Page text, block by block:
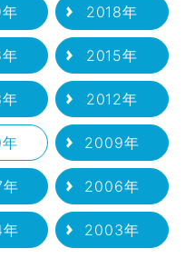
2018年
2015年
2012年
2009年
2006年
2003年